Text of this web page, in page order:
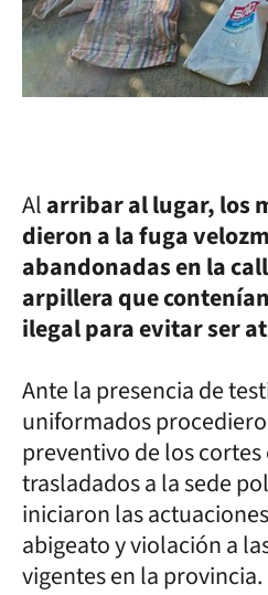
Alarribar al lugar, los
dieron a la fuga
abandonadas en la
arpillera que
ilegal para evitar ser
Ante la presencia de
uniformados
preventivo de los
trasladados a la sede
iniciaron las
abigeato y violación a
vigentes en la provincia.